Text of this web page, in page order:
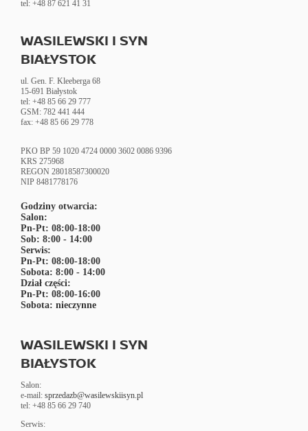
tel: +48 87 621 41 31
WASILEWSKI I SYN
BIAŁYSTOK
ul. Gen. F. Kleeberga 68
15-691 Białystok
tel: +48 85 66 29 777
GSM: 782 441 444
fax: +48 85 66 29 778
PKO BP 59 1020 4724 0000 3602 0086 9396
KRS 275968
REGON 28018587300020
NIP 8481778176
Godziny otwarcia:
Salon:
Pn-Pt: 08:00-18:00
Sob: 8:00 - 14:00
Serwis:
Pn-Pt: 08:00-18:00
Sobota: 8:00 - 14:00
Dział części:
Pn-Pt: 08:00-16:00
Sobota: nieczynne
WASILEWSKI I SYN
BIAŁYSTOK
Salon:
e-mail: sprzedazb@wasilewskiisyn.pl
tel: +48 85 66 29 740
Serwis: